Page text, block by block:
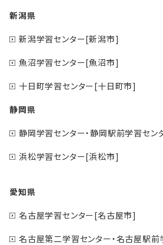
新潟県
新潟学習センター[新潟市]
魚沼学習センター[魚沼市]
十日町学習センター[十日町市]
静岡県
静岡学習センター・静岡駅前学習セン
浜松学習センター[浜松市]
愛知県
名古屋学習センター[名古屋市]
名古屋第二学習センター・名古屋駅